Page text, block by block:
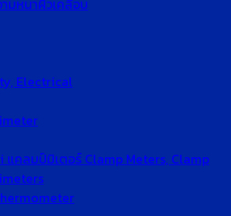
มหนาผิวเคลือบ
Electrical
แคลมป์มิเตอร์ Clamp Meters, Clamp